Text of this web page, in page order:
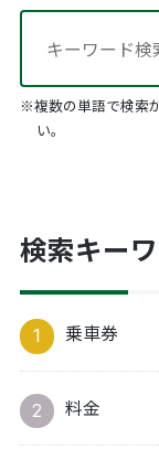
※複数の単語で検索
い。
検索キー
乗車券
料金